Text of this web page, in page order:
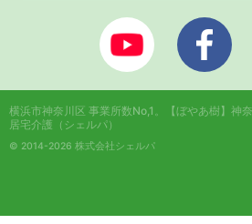
ぼやあ樹Youtube
© 2014-2026 株式会社シェルパ
横浜市神奈川区 事業所数No,1。
【ぼやあ樹】神
居宅介護（シェルパ）